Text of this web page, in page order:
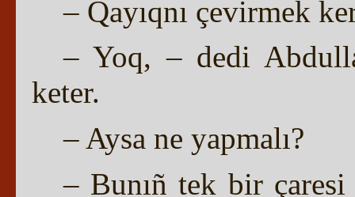
– Qayıqnı çevirmek
– Yoq, – dedi
keter.
– Aysa ne yapmalı?
– Bunıñ tek bir